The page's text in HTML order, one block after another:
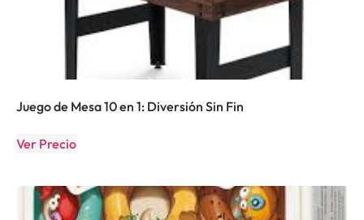
Juego de Mesa 10 en 1: Diversión Sin Fin
Ver Precio